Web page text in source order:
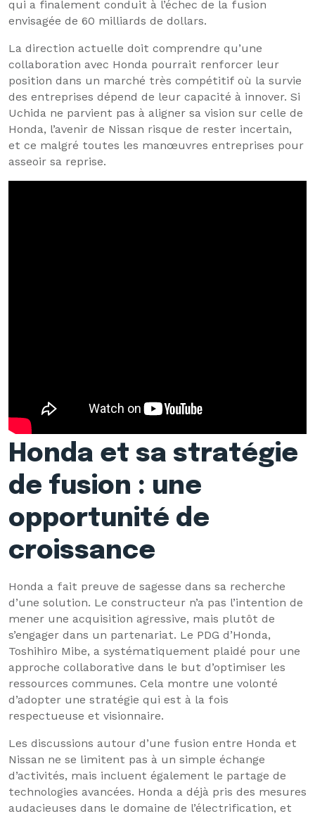
qui a finalement conduit à l’échec de la fusion
envisagée de 60 milliards de dollars.
La direction actuelle doit comprendre qu’une
collaboration avec Honda pourrait renforcer leur
position dans un marché très compétitif où la survie
des entreprises dépend de leur capacité à innover. Si
Uchida ne parvient pas à aligner sa vision sur celle de
Honda, l’avenir de Nissan risque de rester incertain,
et ce malgré toutes les manœuvres entreprises pour
asseoir sa reprise.
Honda et sa stratégie
de fusion : une
opportunité de
croissance
Honda a fait preuve de sagesse dans sa recherche
d’une solution. Le constructeur n’a pas l’intention de
mener une acquisition agressive, mais plutôt de
s’engager dans un partenariat. Le PDG d’Honda,
Toshihiro Mibe, a systématiquement plaidé pour une
approche collaborative dans le but d’optimiser les
ressources communes. Cela montre une volonté
d’adopter une stratégie qui est à la fois
respectueuse et visionnaire.
Les discussions autour d’une fusion entre Honda et
Nissan ne se limitent pas à un simple échange
d’activités, mais incluent également le partage de
technologies avancées. Honda a déjà pris des mesures
audacieuses dans le domaine de l’électrification, et